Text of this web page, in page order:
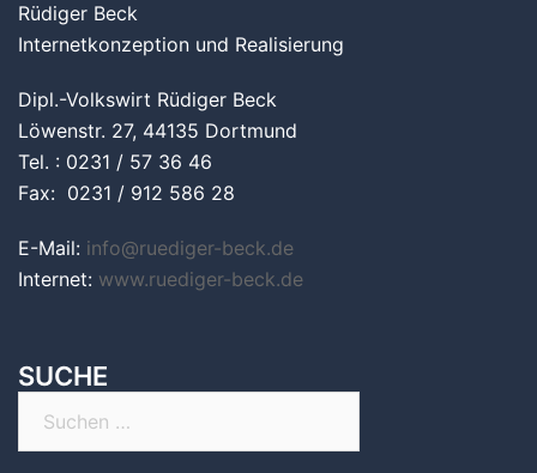
Rüdiger Beck
Internetkonzeption und Realisierung
Dipl.-Volkswirt Rüdiger Beck
Löwenstr. 27, 44135 Dortmund
Tel. : 0231 / 57 36 46
Fax: 0231 / 912 586 28
E-Mail: info@ruediger-beck.de
Internet: www.ruediger-beck.de
SUCHE